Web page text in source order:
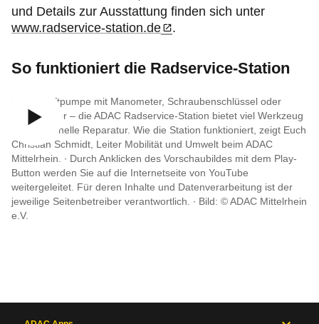
und Details zur Ausstattung finden sich unter
www.radservice-station.de
.
So funktioniert die Radservice-Station
Ob Fußluftpumpe mit Manometer, Schraubenschlüssel oder
Reifenheber – die ADAC Radservice-Station bietet viel Werkzeug
für die schnelle Reparatur. Wie die Station funktioniert, zeigt Euch
Christian Schmidt, Leiter Mobilität und Umwelt beim ADAC
Mittelrhein. ∙ Durch Anklicken des Vorschaubildes mit dem Play-
Button werden Sie auf die Internetseite von YouTube
weitergeleitet. Für deren Inhalte und Datenverarbeitung ist der
jeweilige Seitenbetreiber verantwortlich. ∙ Bild: © ADAC Mittelrhein
e.V.